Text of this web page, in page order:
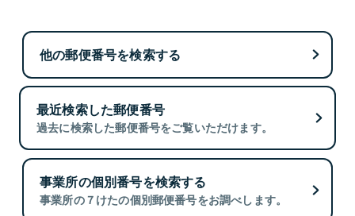
他の郵便番号を検索する
最近検索した郵便番号
過去に検索した郵便番号をご覧いただけます。
事業所の個別番号を検索する
事業所の７けたの個別郵便番号をお調べします。